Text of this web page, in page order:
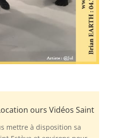
ours Vidéos Saint
mettre à disposition sa